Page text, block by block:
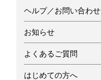
ヘルプ／お問い合わせ
お知らせ
よくあるご質問
はじめての方へ